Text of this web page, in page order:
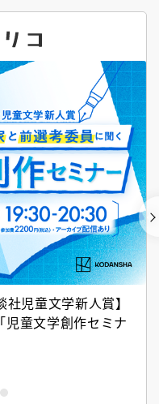
児童文学新人賞】
童文学創作セミナ